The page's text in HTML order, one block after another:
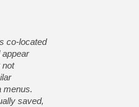
co-located
appear
not
menus.
saved,